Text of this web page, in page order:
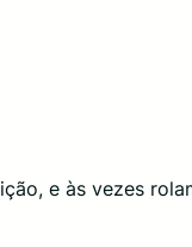
e às vezes